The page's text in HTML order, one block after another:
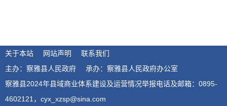
关于本站 网站声明
联系我们
主办：察雅县人民政府
承办：察雅县人民政府办公室
察雅县2024年县域商业体系建设及运营情况举报电话及邮箱：0895-
4602121，cyx_xzsp@sina.com